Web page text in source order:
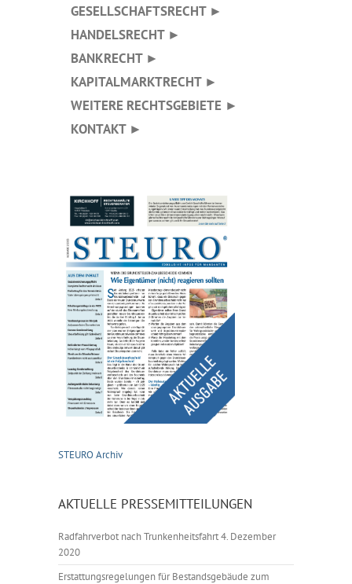
GESELLSCHAFTSRECHT ►
HANDELSRECHT ►
BANKRECHT ►
KAPITALMARKTRECHT ►
WEITERE RECHTSGEBIETE ►
KONTAKT ►
STEURO Archiv
AKTUELLE PRESSEMITTEILUNGEN
Radfahrverbot nach Trunkenheitsfahrt4. Dezember
2020
Erstattungsregelungen für Bestandsgebäude zum